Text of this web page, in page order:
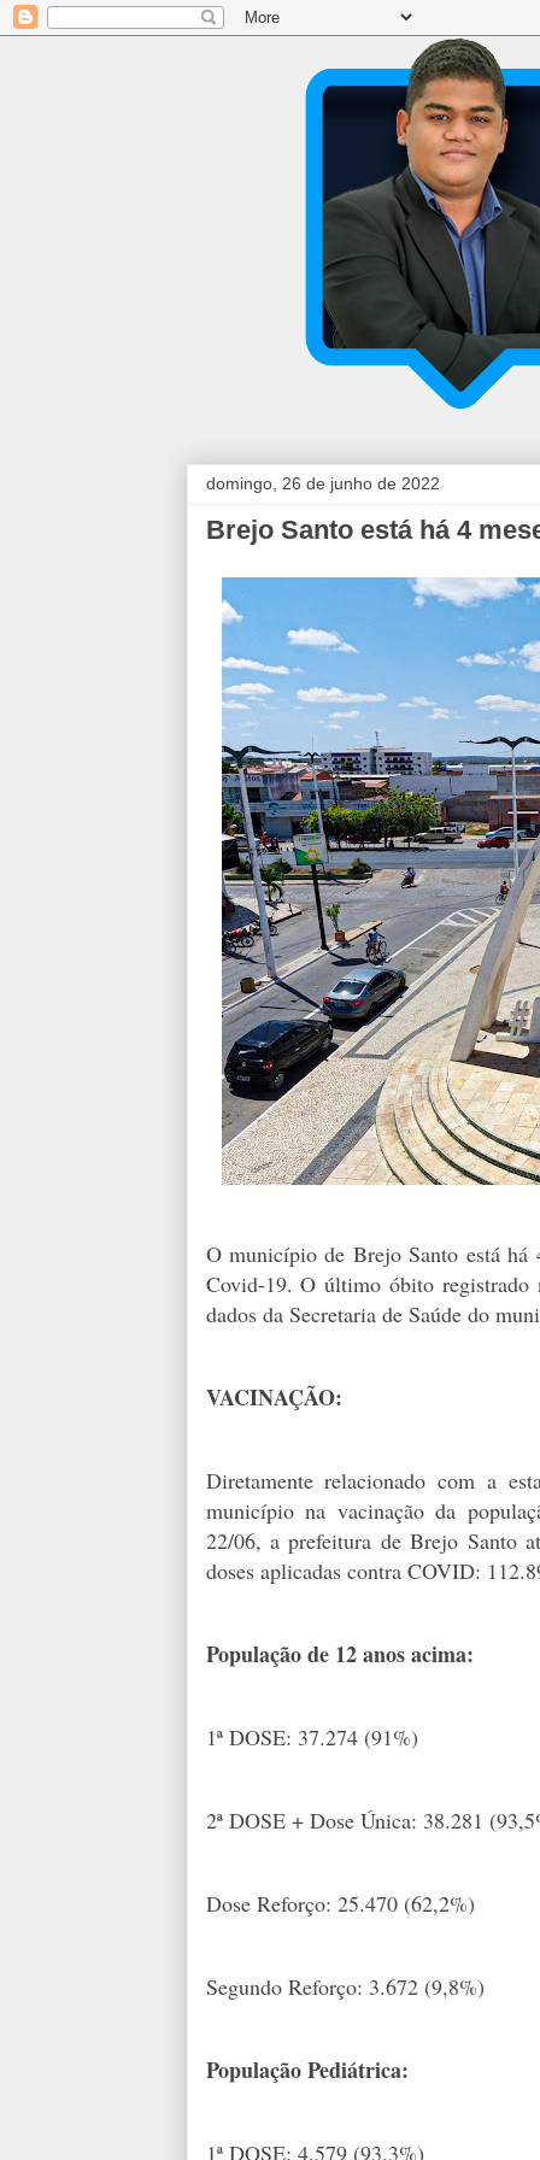
domingo, 26 de junho de 2022
Brejo Santo está há 4
O município de Brejo Santo está há
Covid-19. O último óbito registrado
dados da Secretaria de Saúde do
VACINAÇÃO:
Diretamente relacionado com a
município na vacinação da
22/06, a prefeitura de Brejo Santo
doses aplicadas contra COVID:
População de 12 anos acima:
1ª DOSE: 37.274 (91%)
2ª DOSE + Dose Única: 38.281
Dose Reforço: 25.470 (62,2%)
Segundo Reforço: 3.672 (9,8%)
População Pediátrica:
1ª DOSE: 4.579 (93,3%)